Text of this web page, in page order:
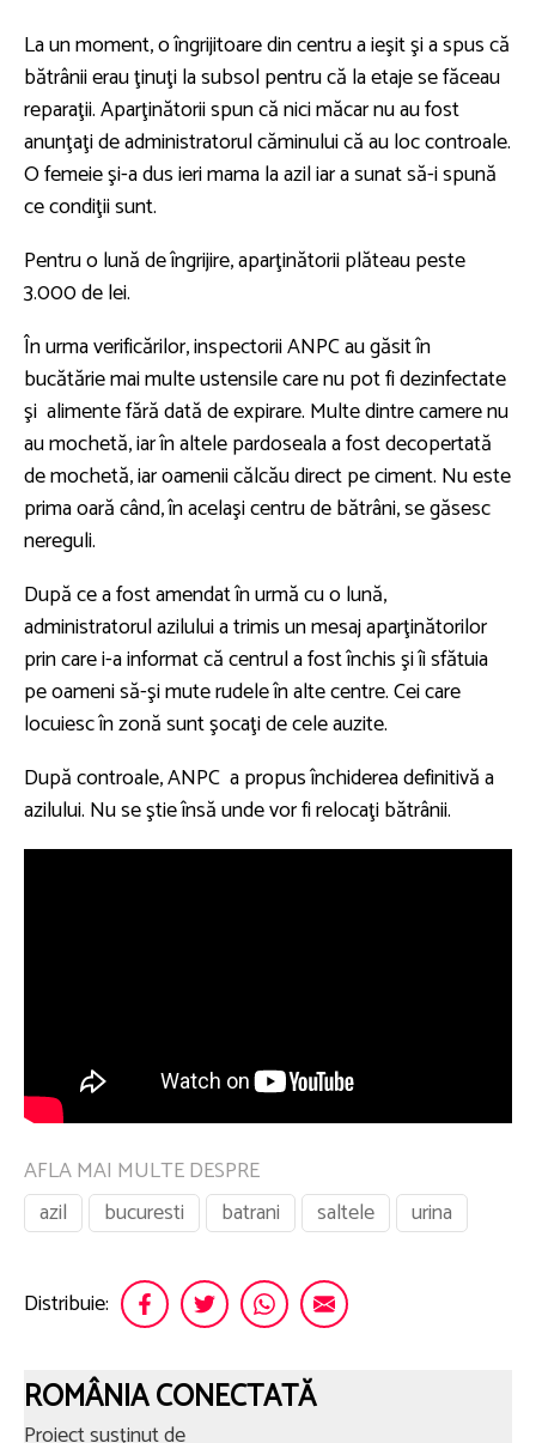
La un moment, o îngrijitoare din centru a ieşit şi a spus că
bătrânii erau ţinuţi la subsol pentru că la etaje se făceau
reparaţii. Aparţinătorii spun că nici măcar nu au fost
anunţaţi de administratorul căminului că au loc controale.
O femeie şi-a dus ieri mama la azil iar a sunat să-i spună
ce condiţii sunt.
Pentru o lună de îngrijire, aparţinătorii plăteau peste
3.000 de lei.
În urma verificărilor, inspectorii ANPC au găsit în
bucătărie mai multe ustensile care nu pot fi dezinfectate
şi alimente fără dată de expirare. Multe dintre camere nu
au mochetă, iar în altele pardoseala a fost decopertată
de mochetă, iar oamenii călcău direct pe ciment. Nu este
prima oară când, în acelaşi centru de bătrâni, se găsesc
nereguli.
După ce a fost amendat în urmă cu o lună,
administratorul azilului a trimis un mesaj aparţinătorilor
prin care i-a informat că centrul a fost închis şi îi sfătuia
pe oameni să-şi mute rudele în alte centre. Cei care
locuiesc în zonă sunt şocaţi de cele auzite.
După controale, ANPC a propus închiderea definitivă a
azilului. Nu se ştie însă unde vor fi relocaţi bătrânii.
AFLA MAI MULTE DESPRE
azil
bucuresti batrani saltele urina
Distribuie:
ROMÂNIA CONECTATĂ